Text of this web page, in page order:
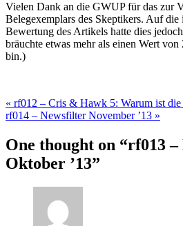
Vielen Dank an die GWUP für das zur
Belegexemplars des Skeptikers. Auf die
Bewertung des Artikels hatte dies
bräuchte etwas mehr als einen Wert
bin.)
« rf012 – Cris & Hawk 5: Warum ist
rf014 – Newsfilter November ’13 »
One thought on “rf013
Oktober ’13”